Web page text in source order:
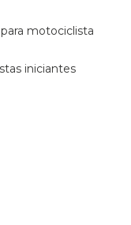
motociclista
iniciantes